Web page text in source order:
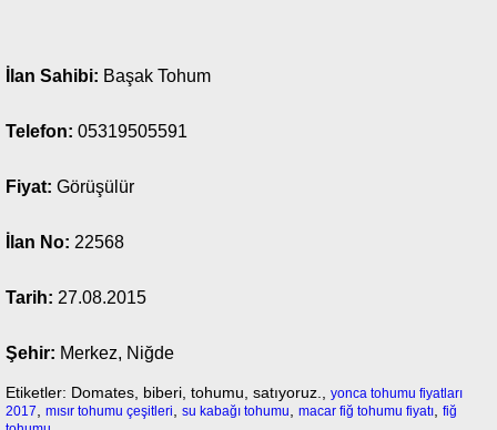
İlan Sahibi: Başak Tohum
Telefon: 05319505591
Fiyat: Görüşülür
İlan No: 22568
Tarih: 27.08.2015
Şehir: Merkez, Niğde
Etiketler: Domates, biberi, tohumu, satıyoruz., yonca tohumu fiyatları
2017
mısır tohumu çeşitleri su kabağı tohumu macar fiğ tohumu fiyatı fiğ